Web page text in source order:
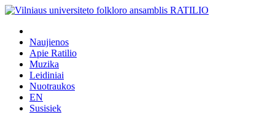
Naujienos
Apie Ratilio
Muzika
Leidiniai
Nuotraukos
EN
Susisiek